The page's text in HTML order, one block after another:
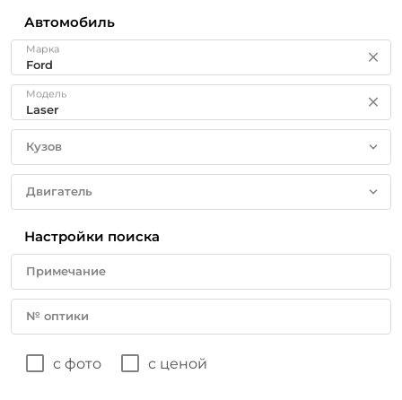
Автомобиль
Марка
Модель
Кузов
Двигатель
Настройки поиска
Примечание
№ оптики
с фото с ценой